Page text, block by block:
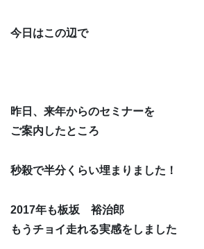
今日はこの辺で
昨日、来年からのセミナーを
ご案内したところ
秒殺で半分くらい埋まりました！
2017年も板坂 裕治郎
もうチョイ走れる実感をしました